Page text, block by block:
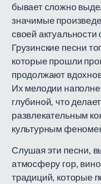
бывает сложно
значимые
своей актуальности
Грузинские песни
которые прошли
продолжают
Их мелодии
глубиной, что
развлекательным
культурным
Слушая эти песни,
атмосферу гор,
традиций, которые